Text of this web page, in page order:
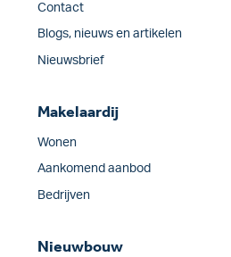
Contact
Blogs, nieuws en artikelen
Nieuwsbrief
Makelaardij
Wonen
Aankomend aanbod
Bedrijven
Nieuwbouw